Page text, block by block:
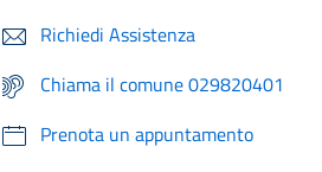
Richiedi Assistenza
Chiama il comune 029820401
Prenota un appuntamento